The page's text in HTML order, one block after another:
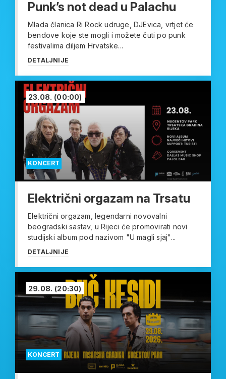
Punk’s not dead u Palachu
Mlada članica Ri Rock udruge, DJEvica, vrtjet će
bendove koje ste mogli i možete čuti po punk
festivalima diljem Hrvatske...
DETALJNIJE
KONCERT
23.08. (00:00)
Električni orgazam na Trsatu
Električni orgazam, legendarni novovalni
beogradski sastav, u Rijeci će promovirati novi
studijski album pod nazivom "U magli sjaj"...
DETALJNIJE
KONCERT
29.08. (20:30)